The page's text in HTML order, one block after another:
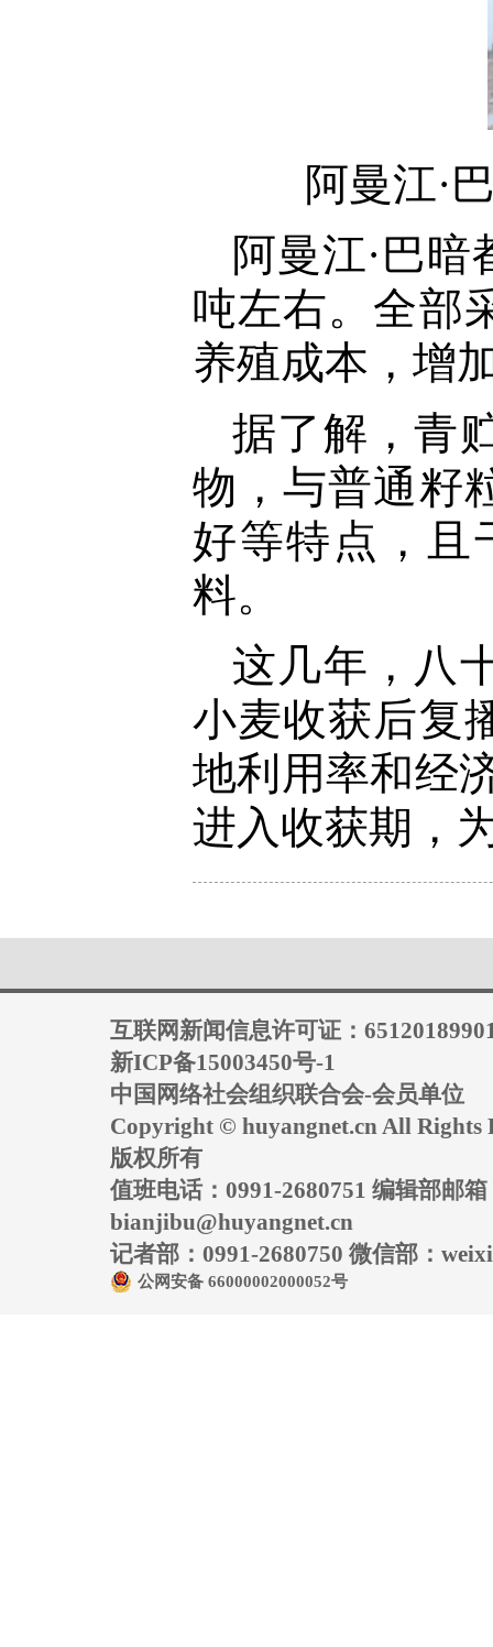
阿曼江·
阿曼江·巴
吨左右。全部
养殖成本，增
据了解，青
物，与普通籽
好等特点，且
料。
这几年，八
小麦收获后复
地利用率和经
进入收获期，
互联网新闻信息许可证：
新ICP备15003450号-1
中国网络社会组织联合会-会员单位
Copyright © huyangnet.cn All Rights
版权所有
值班电话：0991-2680751 编辑部邮箱
bianjibu@huyangnet.cn
记者部：0991-2680750 微信部：
公网安备 66000002000052号